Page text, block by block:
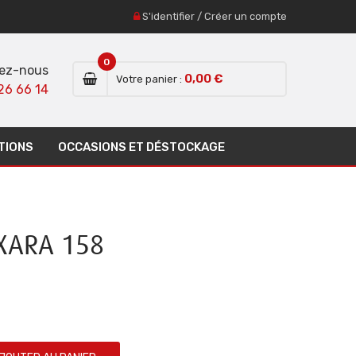
S'identifier / Créer un compte
nous
66 14
Votre panier :
0
0,00 €
OCCASIONS ET DÉSTOCKAGE
158